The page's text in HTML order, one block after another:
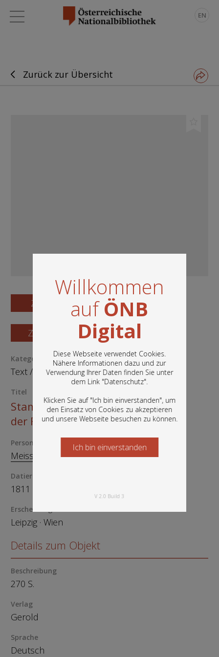
Willkommen
aufÖNB
Digital
Diese Webseite verwendet Cookies.
Nähere Informationen dazu und zur
Verwendung Ihrer Daten finden Sie unter
dem Link "Datenschutz".
Klicken Sie auf "Ich bin einverstanden", um
den Einsatz von Cookies zu akzeptieren
und unsere Webseite besuchen zu können.
In diesem Portal finden Sie die digitalen
Bestände der Österreichischen
Nationalbibliothek: Bücher, Fotografien,
Grafiken und vieles mehr.
Ich bin einverstanden
Starten Sie jetzt
V 2.0 Build 3
EN
Zurück zur Übersicht
Zum Digitalisat
Zum Katalogisat
Kategorie / Medientyp
Text/ Buch
Titel
Stammbuch, oder Denkmähler
der Freundschaft und Liebe (etc.)
Person
Meissner, G ..... -H .....
Datierung
1811
Erscheinungsort
Leipzig · Wien
Details zum Objekt
Beschreibung
270 S.
Verlag
Gerold
Sprache
Deutsch